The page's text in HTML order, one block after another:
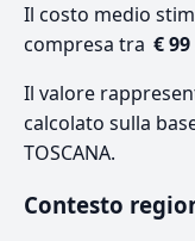
Il costo medio
compresa tra € 99
Il valore
calcolato sulla
TOSCANA.
Contesto